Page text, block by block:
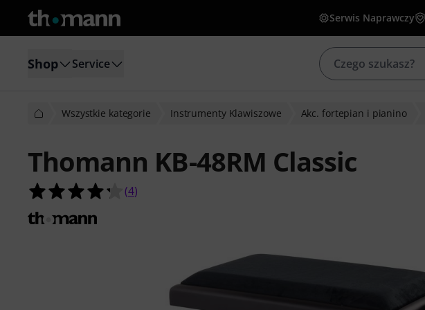
Serwis Naprawczy
Shop Service
Wszystkie kategorie Instrumenty Klawiszowe Akc. fortepian i pianino
Thomann KB-48RM Classic
4.3 na 5 gwiazdek z 4 ocen klientów
(4)